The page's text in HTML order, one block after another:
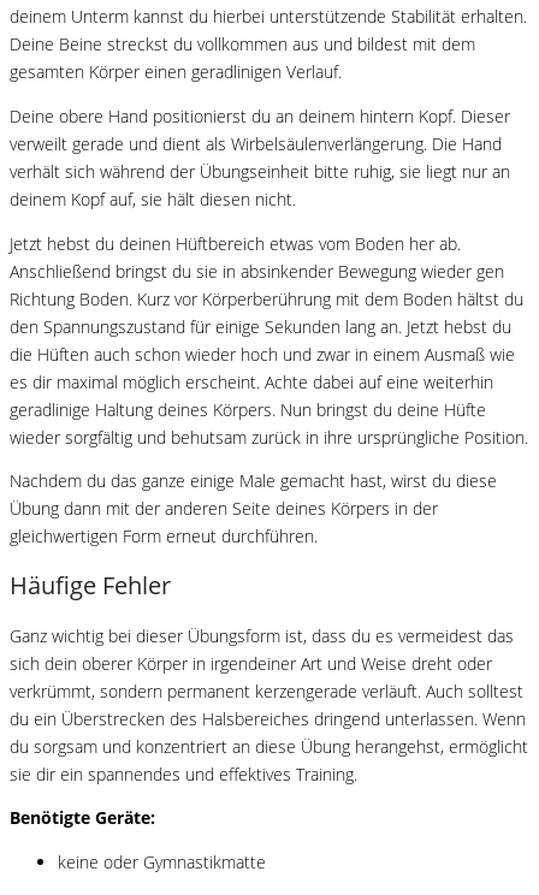
deinem Unterm kannst du hierbei unterstützende Stabilität erhalten.
Deine Beine streckst du vollkommen aus und bildest mit dem
gesamten Körper einen geradlinigen Verlauf.
Deine obere Hand positionierst du an deinem hintern Kopf. Dieser
verweilt gerade und dient als Wirbelsäulenverlängerung. Die Hand
verhält sich während der Übungseinheit bitte ruhig, sie liegt nur an
deinem Kopf auf, sie hält diesen nicht.
Jetzt hebst du deinen Hüftbereich etwas vom Boden her ab.
Anschließend bringst du sie in absinkender Bewegung wieder gen
Richtung Boden. Kurz vor Körperberührung mit dem Boden hältst du
den Spannungszustand für einige Sekunden lang an. Jetzt hebst du
die Hüften auch schon wieder hoch und zwar in einem Ausmaß wie
es dir maximal möglich erscheint. Achte dabei auf eine weiterhin
geradlinige Haltung deines Körpers. Nun bringst du deine Hüfte
wieder sorgfältig und behutsam zurück in ihre ursprüngliche Position.
Nachdem du das ganze einige Male gemacht hast, wirst du diese
Übung dann mit der anderen Seite deines Körpers in der
gleichwertigen Form erneut durchführen.
Häufige Fehler
Ganz wichtig bei dieser Übungsform ist, dass du es vermeidest das
sich dein oberer Körper in irgendeiner Art und Weise dreht oder
verkrümmt, sondern permanent kerzengerade verläuft. Auch solltest
du ein Überstrecken des Halsbereiches dringend unterlassen. Wenn
du sorgsam und konzentriert an diese Übung herangehst, ermöglicht
sie dir ein spannendes und effektives Training.
Benötigte Geräte:
keine oder Gymnastikmatte